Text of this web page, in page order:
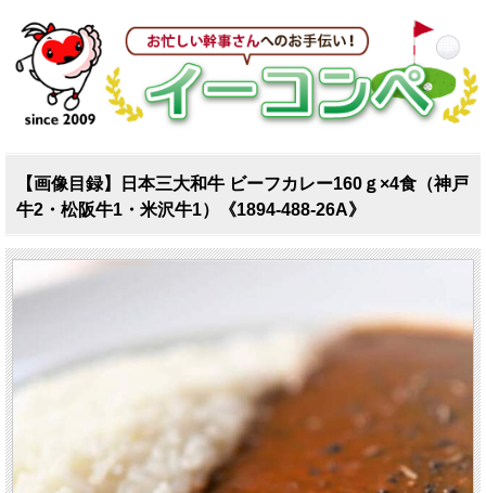
【画像目録】日本三大和牛 ビーフカレー160ｇ×4食（神戸
牛2・松阪牛1・米沢牛1）《1894-488-26A》